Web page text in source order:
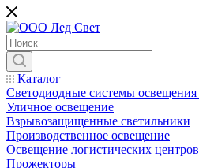
Каталог
Светодиодные системы освещения
Уличное освещение
Взрывозащищенные светильники
Производственное освещение
Освещение логистических центров
Прожекторы